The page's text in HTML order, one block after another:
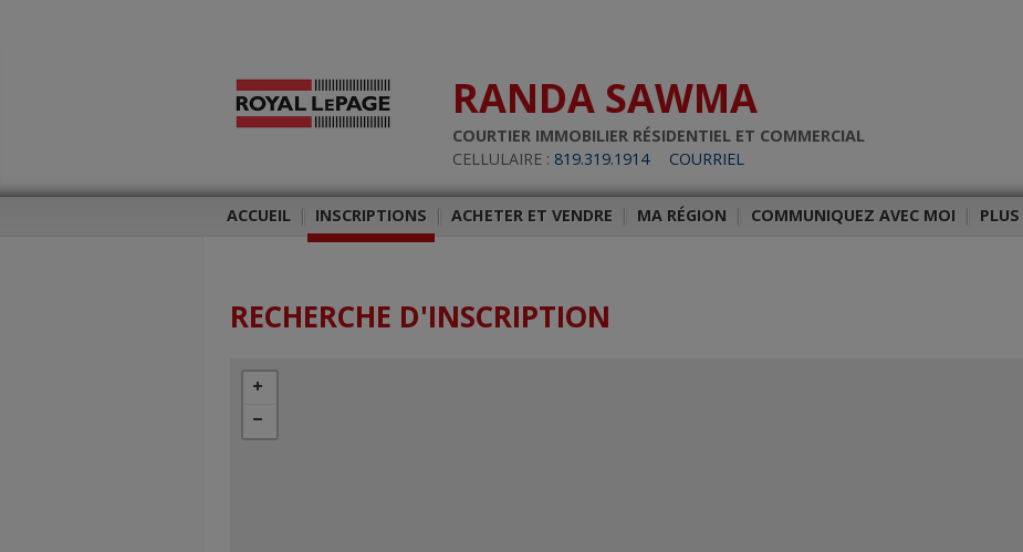
RANDA SAWMA
COURTIER IMMOBILIER RÉSIDENTIEL ET COMMERCIAL
CELLULAIRE : 819.319.1914 COURRIEL
ACCUEIL | INSCRIPTIONS | ACHETER ET VENDRE | MA RÉGION | COMMUNIQUEZ AVEC MOI | PLUS
RECHERCHE D'INSCRIPTION